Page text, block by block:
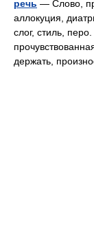
речь — Слово,
аллокуция,
слог, стиль,
держать,